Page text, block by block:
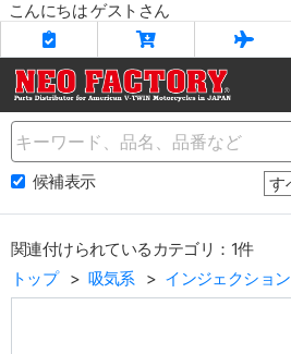
こんにちは ゲストさん
Name
候補表示
関連付けられているカテゴリ：1件
トップ
吸気系 インジェクション